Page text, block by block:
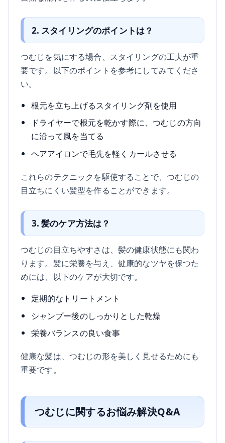
2. スタイリングのポイントは？
つむじを気にする場合、スタイリングの工夫が重
要です。以下のポイントを参考にしてみてくださ
い。
根元を立ち上げるスタイリング剤を使用
ドライヤーで根元を乾かす際に、つむじの方向
に沿って風を当てる
ヘアアイロンで毛先を軽くカールさせる
これらのテクニックを駆使することで、つむじの
目立ちにくい髪型を作ることができます。
3. 髪のケア方法は？
つむじの目立ちやすさは、髪の健康状態にも関わ
ります。髪に栄養を与え、健康的なツヤを保つた
めには、以下のケアが大切です。
定期的なトリートメント
シャンプー後のしっかりとした乾燥
栄養バランスの良い食事
健康な髪は、つむじの形を美しく見せるためにも
重要です。
つむじに関するお悩み解決Q&A